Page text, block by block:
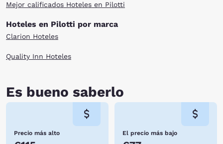
Mejor calificados Hoteles en Pilotti
Hoteles en Pilotti por marca
Clarion Hoteles
Quality Inn Hoteles
Es bueno saberlo
Precio más alto El precio más bajo